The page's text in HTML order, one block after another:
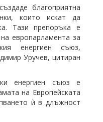
Абонирайте се!
благоприятна
които искат да
Тази препоръка е
европарламента за
енергиен съюз,
Уручев, цитиран
енергиен съюз е
на Европейската
ѝ в длъжност